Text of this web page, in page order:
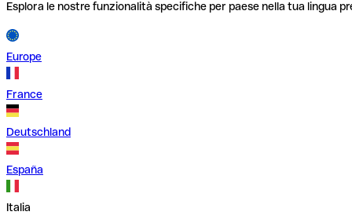
Esplora le nostre funzionalità specifiche per paese nella tua lingua
Europe
France
Deutschland
España
Italia